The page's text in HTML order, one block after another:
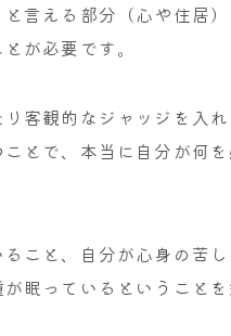
言える部分（心や住居
が必要です。
客観的なジャッジを入
とで、本当に自分が何
こと、自分が心身の苦
眠っているということを